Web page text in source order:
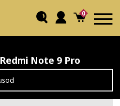
0
Redmi Note 9 Pro